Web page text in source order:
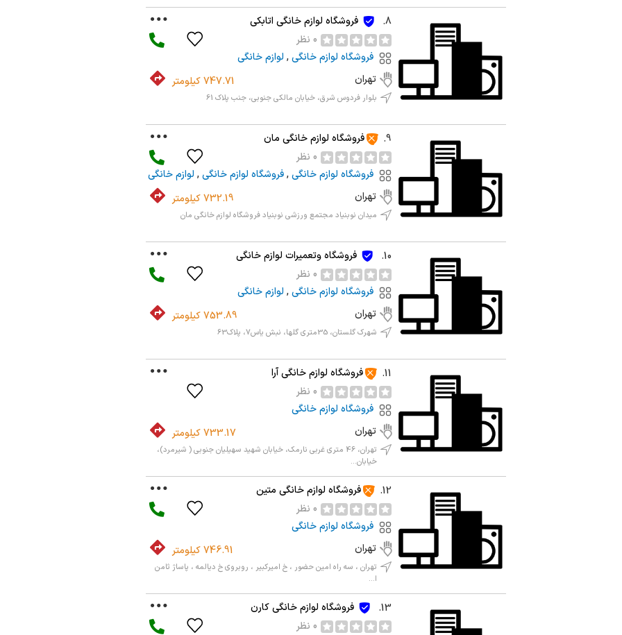
8.
فروشگاه لوازم خانگی اتابکی
0 نظر
فروشگاه لوازم خانگی, لوازم خانگی
تهران
747.71 کیلومتر
بلوار فردوس شرق، خیابان مالکی جنوبی، جنب پلاک 61
9.
فروشگاه لوازم خانگی مان
0 نظر
فروشگاه لوازم خانگی,فروشگاه لوازم خانگی, لوازم خانگی
تهران
732.19 کیلومتر
میدان نوبنیاد مجتمع ورزشی نوبنیاد فروشگاه لوازم خانگی مان
10.
فروشگاه وتعمیرات لوازم خانگی
0 نظر
فروشگاه لوازم خانگی, لوازم خانگی
تهران
753.89 کیلومتر
شهرک گلستان، 35متری گلها، نبش یاس7، پلاک63
11.
فروشگاه لوازم خانگی آرا
0 نظر
فروشگاه لوازم خانگی
تهران
733.17 کیلومتر
تهران، 46 متری غربی نارمک، خیابان شهید سهیلیان جنوبی ( شیرمرد)،
خیابان...
12.
فروشگاه لوازم خانگی متین
0 نظر
فروشگاه لوازم خانگی
تهران
746.91 کیلومتر
تهران ، سه راه امین حضور ، خ امیرکبیر ، روبروی خ دیالمه ، پاساژ ثامن
ا...
13.
فروشگاه لوازم خانگی کارن
0 نظر